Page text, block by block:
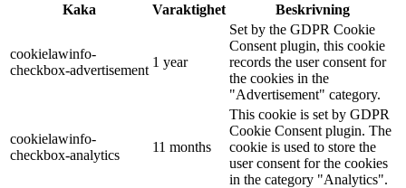
Kaka
Varaktighet Beskrivning
cookielawinfo-
checkbox-advertisement
1 year
Set by the GDPR Cookie
Consent plugin, this cookie
records the user consent for
the cookies in the
"Advertisement" category.
cookielawinfo-
checkbox-analytics
11 months
This cookie is set by GDPR
Cookie Consent plugin. The
cookie is used to store the
user consent for the cookies
in the category "Analytics".